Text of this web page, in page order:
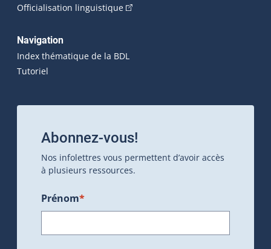
Officialisation linguistique(Cet hyperlien externe s'ouvrira
Navigation
Index thématique de la BDL
Tutoriel
Abonnez-vous!
Nos infolettres vous permettent d’avoir accès
à plusieurs ressources.
Prénom*